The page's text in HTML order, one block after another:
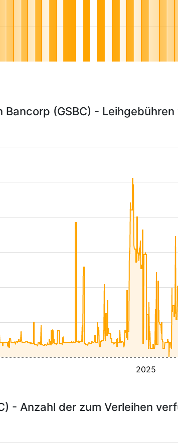
Bancorp (GSBC) -
2025
- Anzahl der zum Verleihen